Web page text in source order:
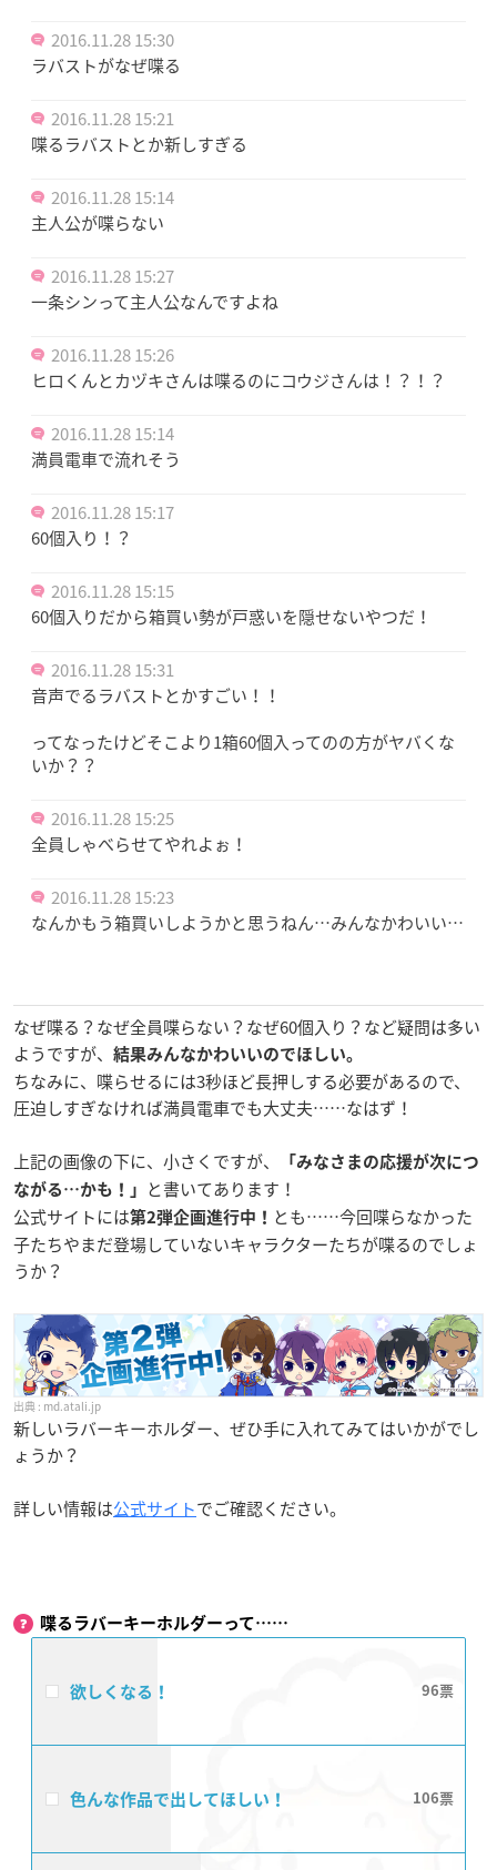
2016.11.28 15:30
ラバストがなぜ喋る
2016.11.28 15:21
喋るラバストとか新しすぎる
2016.11.28 15:14
主人公が喋らない
2016.11.28 15:27
一条シンって主人公なんですよね
2016.11.28 15:26
ヒロくんとカヅキさんは喋るのにコウジさんは！？！？
2016.11.28 15:14
満員電車で流れそう
2016.11.28 15:17
60個入り！？
2016.11.28 15:15
60個入りだから箱買い勢が戸惑いを隠せないやつだ！
2016.11.28 15:31
音声でるラバストとかすごい！！
ってなったけどそこより1箱60個入ってのの方がヤバくな
いか？？
2016.11.28 15:25
全員しゃべらせてやれよぉ！
2016.11.28 15:23
なんかもう箱買いしようかと思うねん…みんなかわいい…
なぜ喋る？なぜ全員喋らない？なぜ60個入り？など疑問は多い
ようですが、
結果みんなかわいいのでほしい。
ちなみに、喋らせるには3秒ほど長押しする必要があるので、
圧迫しすぎなければ満員電車でも大丈夫……なはず！
上記の画像の下に、小さくですが、
「みなさまの応援が次につ
ながる…かも！」
と書いてあります！
公式サイトには第2弾企画進行中！ とも……今回喋らなかった
子たちやまだ登場していないキャラクターたちが喋るのでしょ
うか？
md.atali.jp
新しいラバーキーホルダー、ぜひ手に入れてみてはいかがでし
ょうか？
詳しい情報は公式サイトでご確認ください。
喋るラバーキーホルダーって……
欲しくなる！ 96
色んな作品で出してほしい！ 106